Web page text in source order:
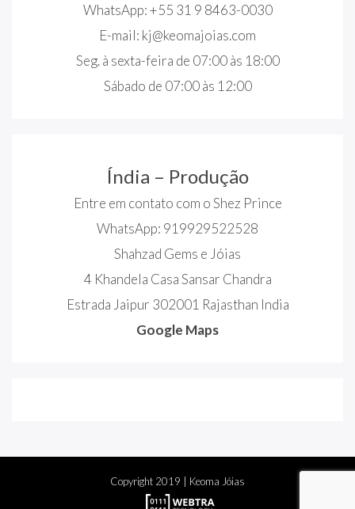
WhatsApp: +55 31 9 8463-0030
E-mail: kj@keomajoias.com
Seg. à sexta-feira de 07:00 às 18:00
Sábado de 07:00 às 12:00
Índia – Produção
Entre em contato com o Shez Prince
WhatsApp: 919929522528
Shahzad Gems e Jóias
4 Khandela Casa Sansar Chandra
Estrada Jaipur 302001 Rajasthan India
Google Maps
Copyright 2019 | Keoma Jóias